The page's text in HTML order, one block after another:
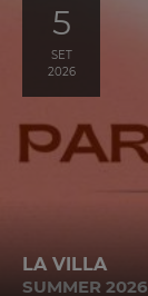
5
SET
2026
LA VILLA
SUMMER 2026